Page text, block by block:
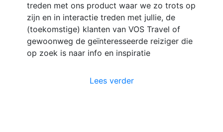
treden met ons product waar we zo trots op
zijn en in interactie treden met jullie, de
(toekomstige) klanten van VOS Travel of
gewoonweg de geïnteresseerde reiziger die
op zoek is naar info en inspiratie
Lees verder